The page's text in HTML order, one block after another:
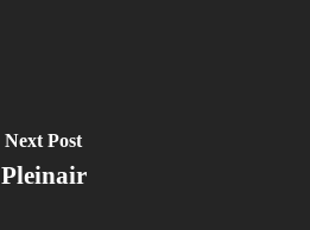
Next Post
Pleinair